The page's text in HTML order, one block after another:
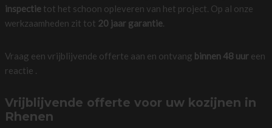
inspectietot het schoon opleveren van het project. Op al onze
werkzaamheden zit tot 20 jaar garantie.
Vraag een vrijblijvende offerte aan en ontvang binnen 48 uureen
reactie .
Vrijblijvende offerte voor uw kozijnen in
Rhenen